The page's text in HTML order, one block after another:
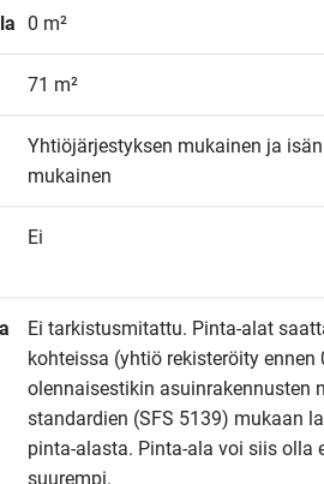
0 m²
71 m²
Yhtiöjärjestyksen mukainen ja
mukainen
Ei
Ei tarkistusmitattu. Pinta-alat
kohteissa (yhtiö rekisteröity ennen
olennaisestikin asuinrakennusten
standardien (SFS 5139) mukaan
pinta-alasta. Pinta-ala voi siis olla
suurempi.